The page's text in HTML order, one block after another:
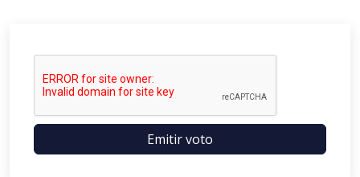
Emitir voto